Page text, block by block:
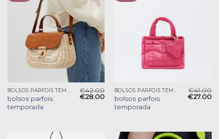
BOLSOS PARFOIS TEMPORADA
bolsos parfois
temporada
€42.00
€28.00
BOLSOS PARFOIS TEMPORADA
bolsos parfois
temporada
€41.00
€27.00